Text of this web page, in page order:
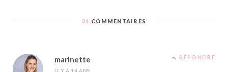
31 COMMENTAIRES
marinette
IL Y A 14 ANS
RÉPONDRE